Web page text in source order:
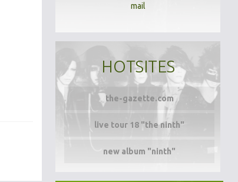
mail
HOTSITES
the-gazette.com
live tour 18 "the ninth"
new album "ninth"